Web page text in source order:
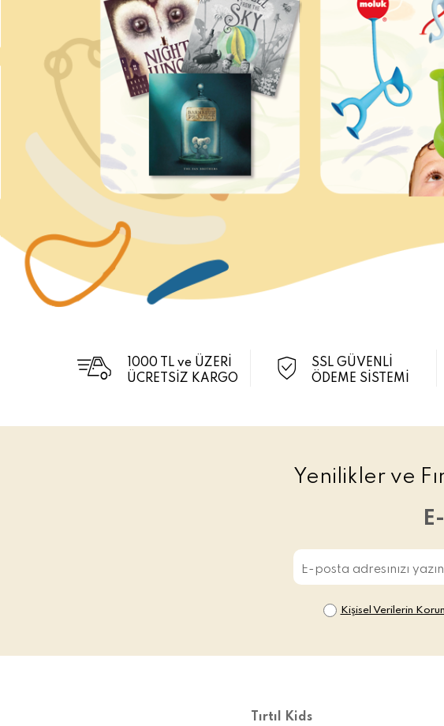
1000 TL ve ÜZERİ
ÜCRETSİZ KARGO
SSL GÜVENLİ
ÖDEME SİSTEMİ
Yenilikler ve
Kişisel Verilerin
Tırtıl Kids